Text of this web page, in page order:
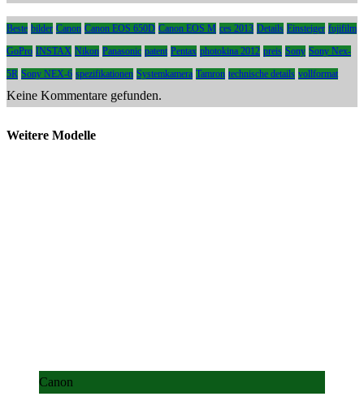
Beste bilder Canon Canon EOS 650D Canon EOS M ces 2013 Details Einsteiger fujifilm
GoPro INSTAX Nikon Panasonic patent Pentax photokina 2012 preis Sony Sony Nex-
5R Sony NEX-6 spezifikationen Systemkamera Tamron technische details vollformat
Keine Kommentare gefunden.
Weitere Modelle
Canon